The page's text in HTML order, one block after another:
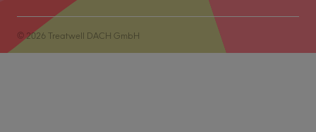
© 2026 Treatwell DACH GmbH